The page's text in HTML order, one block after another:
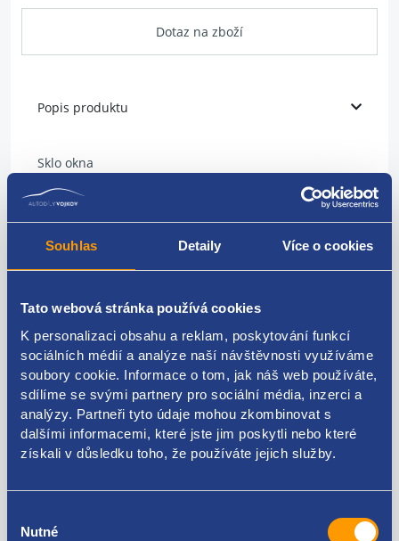
Souhlas Detaily Více o cookies
Tato webová stránka používá cookies
K personalizaci obsahu a reklam, poskytování funkcí
sociálních médií a analýze naší návštěvnosti využíváme
soubory cookie. Informace o tom, jak náš web používáte,
sdílíme se svými partnery pro sociální média, inzerci a
analýzy. Partneři tyto údaje mohou zkombinovat s
dalšími informacemi, které jste jim poskytli nebo které
získali v důsledku toho, že používáte jejich služby.
souhlasu
Nutné
Dotaz na zboží
Popis produktu
Sklo okna
strana: levá
tónované: zelené
ŠKODA original: 1U4845201A
Kódy produktu
1U4845201A
Použitelné pro vozy